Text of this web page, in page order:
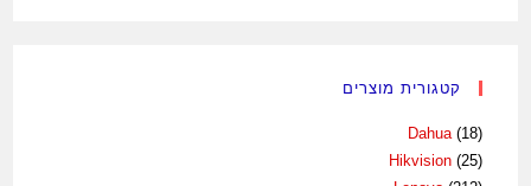
קטגורית מוצרים
Dahua (18)
Hikvision (25)